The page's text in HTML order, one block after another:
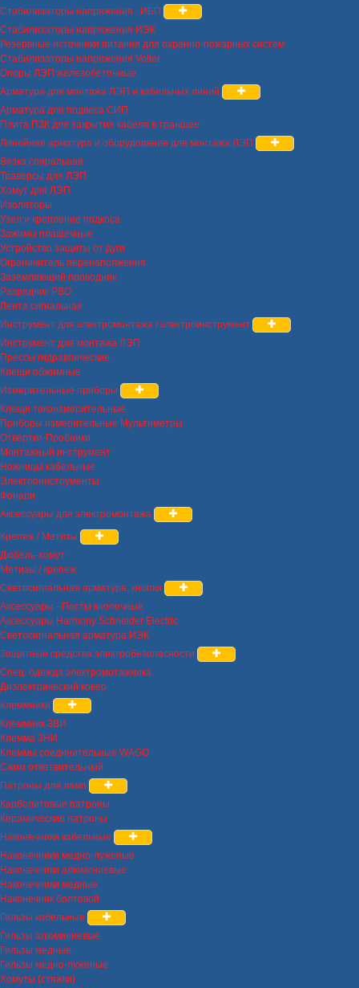
Стабилизаторы напряжения , ИБП
Стабилизаторы напряжения ИЭК
Резервные источники питания для охранно-пожарных систем
Стабилизаторы напряжения Volter
Опоры ЛЭП железобетонные
Арматура для монтажа ЛЭП и кабельных линий
Арматура для подвеса СИП
Плита ПЗК для закрытия кабеля в траншее
Линейная арматура и оборудование для монтажа ЛЭП
Вязка спиральная
Траверсы для ЛЭП
Хомут для ЛЭП
Изоляторы
Узел и крепление подкоса
Зажимы плашечные
Устройство защиты от дуги
Ограничитель перенапряжения
Заземляющий проводник
Разрядник РВО
Лента сигнальная
Инструмент для электромонтажа / электроинструмент
Инструмент для монтажа ЛЭП
Прессы гидравлические
Клещи обжимные
Измерительные приборы
Клещи токоизмерительные
Приборы измерительные Мультиметры
Отвертки-Пробники
Монтажный инструмент
Ножницы кабельные
Электроинструменты
Фонари
Аксессуары для электромонтажа
Крепеж / Метизы
Дюбель-хомут
Метизы / крепеж
Светосигнальная арматура, кнопки
Аксессуары - Посты кнопочные
Аксессуары Harmony Schneider Electric
Светосигнальная арматура ИЭК
Защитные средства электробезопасности
Спец. одежда электромотажника
Диэлектрический ковер
Клеммники
Клеммник ЗВИ
Клемма ЗНИ
Клеммы соединительные WAGO
Сжим ответвительный
Патроны для ламп
Карболитовые патроны
Керамические патроны
Наконечники кабельные
Наконечники медно-луженые
Наконечники алюминиевые
Наконечники медные
Наконечник болтовой
Гильзы кабельные
Гильзы алюминиевые
Гильзы медные
Гильзы медно-луженые
Хомуты (стяжки)